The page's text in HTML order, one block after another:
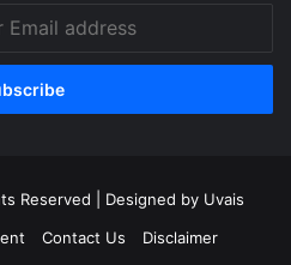
Reserved | Designed by Uvais
Contact Us Disclaimer